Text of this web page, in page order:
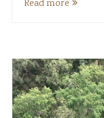
Read more